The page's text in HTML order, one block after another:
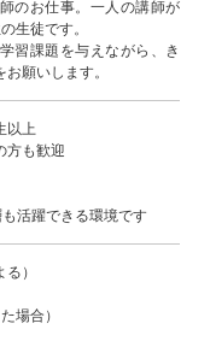
のお仕事。一人の講師が
生徒です。
習課題を与えながら、き
願いします。
以上
方も歓迎
活躍できる環境です
）
場合）